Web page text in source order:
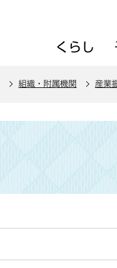
くらし
組織・附属機関 産業